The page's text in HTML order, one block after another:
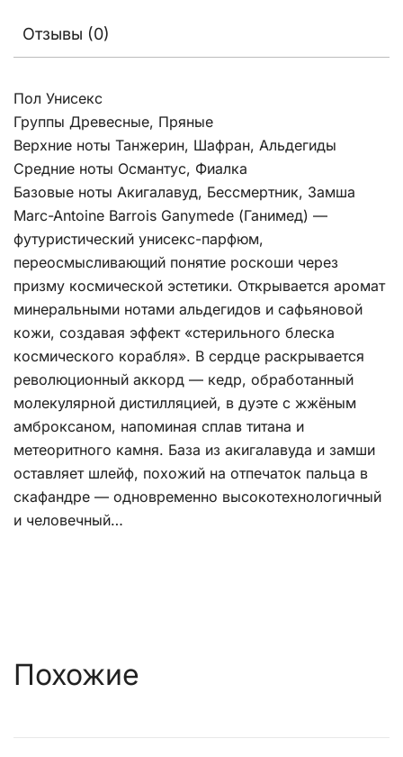
Отзывы (0)
Пол Унисекс
Группы Древесные, Пряные
Верхние ноты Танжерин, Шафран, Альдегиды
Средние ноты Османтус, Фиалка
Базовые ноты Акигалавуд, Бессмертник, Замша
Marc-Antoine Barrois Ganymede (Ганимед) —
футуристический унисекс-парфюм,
переосмысливающий понятие роскоши через
призму космической эстетики. Открывается аромат
минеральными нотами альдегидов и сафьяновой
кожи, создавая эффект «стерильного блеска
космического корабля». В сердце раскрывается
революционный аккорд — кедр, обработанный
молекулярной дистилляцией, в дуэте с жжёным
амброксаном, напоминая сплав титана и
метеоритного камня. База из акигалавуда и замши
оставляет шлейф, похожий на отпечаток пальца в
скафандре — одновременно высокотехнологичный
и человечный…
Похожие